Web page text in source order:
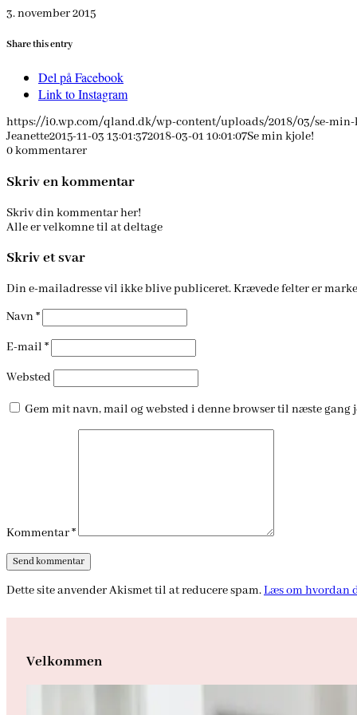
3. november 2015
Share this entry
Del på Facebook
Link to Instagram
https://i0.wp.com/qland.dk/wp-content/uploads/2018/03/se-min-
Jeanette2015-11-03 13:01:372018-03-01 10:01:07Se min kjole!
0kommentarer
Skriv en kommentar
Skriv din kommentar her!
Alle er velkomne til at deltage
Skriv et svar
Din e-mailadresse vil ikke blive publiceret.Krævede felter er
Navn*
E-mail *
Websted
Gem mit navn, mail og websted i denne browser til næste gang
Kommentar*
Dette site anvender Akismet til at reducere spam.Læs om hvordan
Velkommen